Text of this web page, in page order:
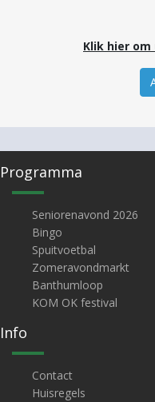
Klik hier
Programma
Seniorenavond 2026
Bingo
Spuitvoetbal
Zomeravondmarkt
Banthumloop
KOM OK festival
Info
Contact
Huisregels